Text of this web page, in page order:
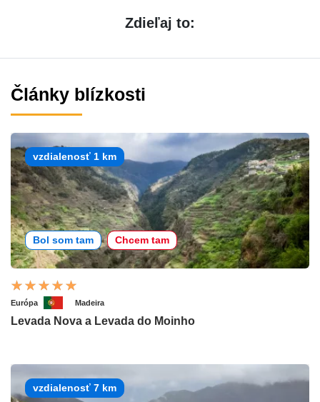
Zdieľaj to:
Články blízkosti
vzdialenosť 1 km
Bol som tam Chcem tam
Európa Madeira
Levada Nova a Levada do Moinho
vzdialenosť 7 km